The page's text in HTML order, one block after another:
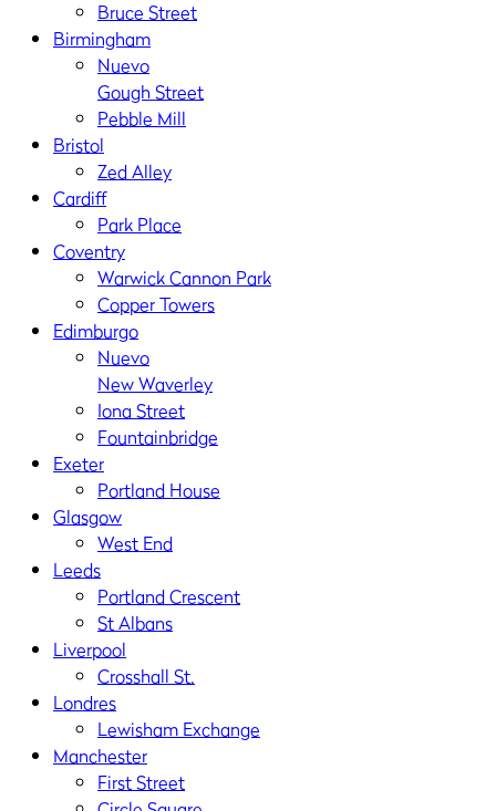
Bruce Street
Birmingham
Nuevo
Gough Street
Pebble Mill
Bristol
Zed Alley
Cardiff
Park Place
Coventry
Warwick Cannon Park
Copper Towers
Edimburgo
Nuevo
New Waverley
Iona Street
Fountainbridge
Exeter
Portland House
Glasgow
West End
Leeds
Portland Crescent
St Albans
Liverpool
Crosshall St.
Londres
Lewisham Exchange
Manchester
First Street